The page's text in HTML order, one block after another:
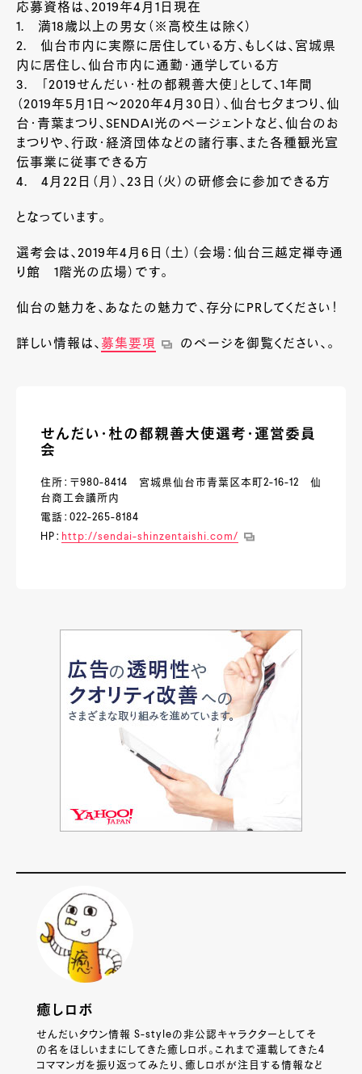
応募資格は、2019年4月1日現在
1. 満18歳以上の男女（※高校生は除く）
2. 仙台市内に実際に居住している方、もしくは、宮城県
内に居住し、仙台市内に通勤・通学している方
3. 「2019せんだい・杜の都親善大使」として、1年間
（2019年5月1日～2020年4月30日）、仙台七夕まつり、仙
台・青葉まつり、SENDAI光のページェントなど、仙台のお
まつりや、行政・経済団体などの諸行事、また各種観光宣
伝事業に従事できる方
4. 4月22日（月）、23日（火）の研修会に参加できる方
となっています。
選考会は、2019年4月6日（土）（会場：仙台三越定禅寺通
り館 1階光の広場）です。
仙台の魅力を、あなたの魅力で、存分にPRしてください！
詳しい情報は、 募集要項 のページを御覧ください、。
せんだい・杜の都親善大使選考・運営委員
会
住所：〒980-8414 宮城県仙台市青葉区本町2-16-12 仙
台商工会議所内
電話：022-265-8184
HP： http://sendai-shinzentaishi.com/
癒しロボ
せんだいタウン情報 S-styleの非公認キャラクターとしてそ
の名をほしいままにしてきた癒しロボ。これまで連載してきた4
コママンガを振り返ってみたり、癒しロボが注目する情報など